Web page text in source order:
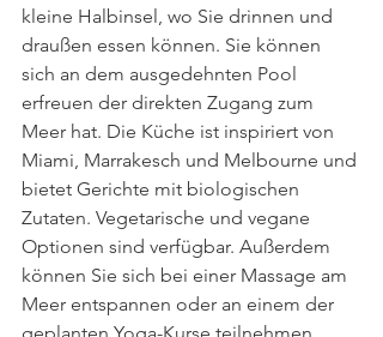
kleine Halbinsel, wo Sie drinnen und
draußen essen können. Sie können
sich an dem ausgedehnten Pool
erfreuen der direkten Zugang zum
Meer hat. Die Küche ist inspiriert von
Miami, Marrakesch und Melbourne und
bietet Gerichte mit biologischen
Zutaten. Vegetarische und vegane
Optionen sind verfügbar. Außerdem
können Sie sich bei einer Massage am
Meer entspannen oder an einem der